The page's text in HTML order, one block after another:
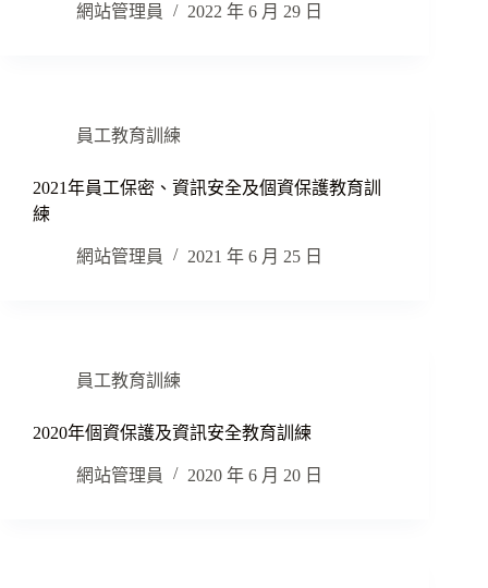
網站管理員 2022 年 6 月 29 日
員工教育訓練
2021年員工保密、資訊安全及個資保護教育訓
練
網站管理員 2021 年 6 月 25 日
員工教育訓練
2020年個資保護及資訊安全教育訓練
網站管理員 2020 年 6 月 20 日